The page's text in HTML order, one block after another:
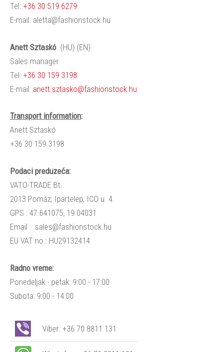
Tel: +36 30 519 6279
E-mail: aletta@fashionstock.hu
AnettSztaskó (HU) (EN)
Sales manager
Tel: +36 30 159 3198
E-mail: anett.sztasko@fashionstock.hu
Transport information:
Anett Sztaskó
+36 30 159 3198
Podaci preduzeća:
VATO-TRADE Bt.
2013 Pomáz, Ipartelep, ICO u. 4.
GPS : 47.641075, 19.04031
Email : sales@fashionstock.hu
EU VAT no.: HU29132414
Radno vreme:
Ponedeljak - petak: 9:00 - 17:00
Subota: 9:00 - 14:00
Viber: +36 70 8811 131